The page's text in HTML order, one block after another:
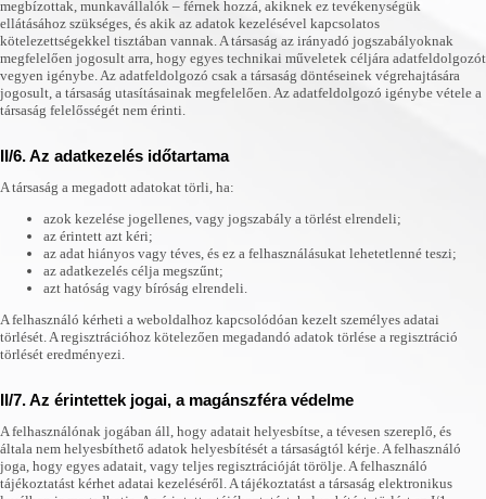
megbízottak, munkavállalók – férnek hozzá, akiknek ez tevékenységük
ellátásához szükséges, és akik az adatok kezelésével kapcsolatos
kötelezettségekkel tisztában vannak. A társaság az irányadó jogszabályoknak
megfelelően jogosult arra, hogy egyes technikai műveletek céljára adatfeldolgozót
vegyen igénybe. Az adatfeldolgozó csak a társaság döntéseinek végrehajtására
jogosult, a társaság utasításainak megfelelően. Az adatfeldolgozó igénybe vétele a
társaság felelősségét nem érinti.
II/6. Az adatkezelés időtartama
A társaság a megadott adatokat törli, ha:
azok kezelése jogellenes, vagy jogszabály a törlést elrendeli;
az érintett azt kéri;
az adat hiányos vagy téves, és ez a felhasználásukat lehetetlenné teszi;
az adatkezelés célja megszűnt;
azt hatóság vagy bíróság elrendeli.
A felhasználó kérheti a weboldalhoz kapcsolódóan kezelt személyes adatai
törlését. A regisztrációhoz kötelezően megadandó adatok törlése a regisztráció
törlését eredményezi.
II/7. Az érintettek jogai, a magánszféra védelme
A felhasználónak jogában áll, hogy adatait helyesbítse, a tévesen szereplő, és
általa nem helyesbíthető adatok helyesbítését a társaságtól kérje. A felhasználó
joga, hogy egyes adatait, vagy teljes regisztrációját törölje. A felhasználó
tájékoztatást kérhet adatai kezeléséről. A tájékoztatást a társaság elektronikus